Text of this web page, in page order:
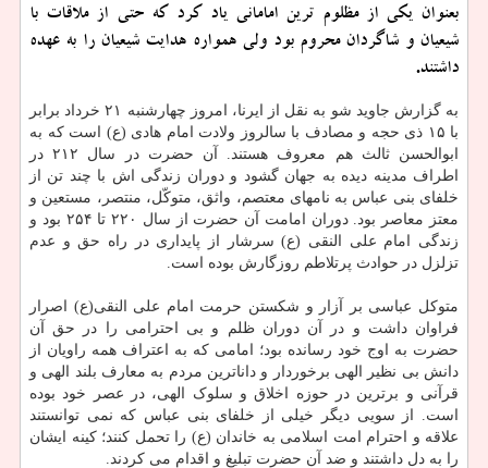
بعنوان یکی از مظلوم ترین امامانی یاد کرد که حتی از ملاقات با
شیعیان و شاگردان محروم بود ولی همواره هدایت شیعیان را به عهده
داشتند.
به گزارش جاوید شو به نقل از ایرنا، امروز چهارشنبه ۲۱ خرداد برابر
با ۱۵ ذی حجه و مصادف با سالروز ولادت امام هادی (ع) است که به
ابوالحسن ثالث هم معروف هستند. آن حضرت در سال ۲۱۲ در
اطراف مدینه دیده به جهان گشود و دوران زندگی اش با چند تن از
خلفای بنی عباس به نامهای معتصم، واثق، متوکّل، منتصر، مستعین و
معتز معاصر بود. دوران امامت آن حضرت از سال ۲۲۰ تا ۲۵۴ بود و
زندگی امام علی النقی (ع) سرشار از پایداری در راه حق و عدم
تزلزل در حوادث پرتلاطم روزگارش بوده است.
متوکل عباسی بر آزار و شکستن حرمت امام علی النقی(ع) اصرار
فراوان داشت و در آن دوران ظلم و بی احترامی را در حق آن
حضرت به اوج خود رسانده بود؛ امامی که به اعتراف همه راویان از
دانش بی نظیر الهی برخوردار و داناترین مردم به معارف بلند الهی و
قرآنی و برترین در حوزه اخلاق و سلوک الهی، در عصر خود بوده
است. از سویی دیگر خیلی از خلفای بنی عباس که نمی توانستند
علاقه و احترام امت اسلامی به خاندان (ع) را تحمل کنند؛ کینه ایشان
را به دل داشتند و ضد آن حضرت تبلیغ و اقدام می کردند.